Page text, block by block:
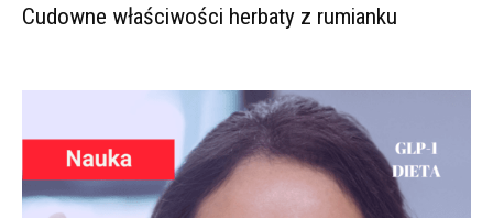
Cudowne właściwości herbaty z rumianku